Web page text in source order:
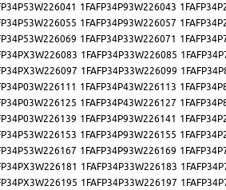
1FAFP34P93W226043
1FAFP34P93W226057
1FAFP34P33W226071
1FAFP34P33W226085
1FAFP34P33W226099
1FAFP34P43W226113
1FAFP34P43W226127
1FAFP34P93W226141
1FAFP34P93W226155
1FAFP34P93W226169
1FAFP34P33W226183
1FAFP34P33W226197